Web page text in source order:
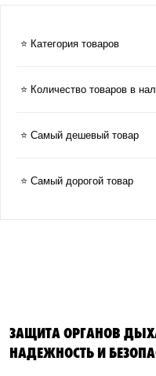
⭐ Категория товаров
⭐ Количество товаров в
⭐ Самый дешевый товар
⭐ Самый дорогой товар
ЗАЩИТА ОРГАНОВ
НАДЕЖНОСТЬ И